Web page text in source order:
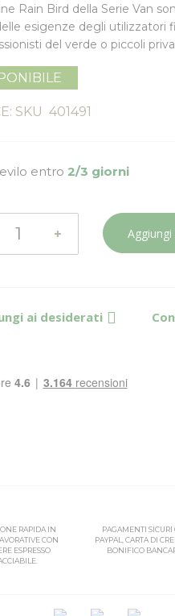
Rain Bird della Serie Van
esigenze degli utilizzatori
del verde o piccoli
SKU 401491
entro 2/3 giorni
Aggiungi
ai desiderati
RAPIDA IN
CON
ESPRESSO
PAGAMENTI SICURI
PAYPAL, CARTA DI
BONIFICO